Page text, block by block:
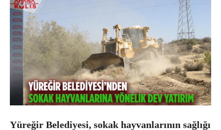
Yüreğir Belediyesi, sokak hayvanlarının sağlığı